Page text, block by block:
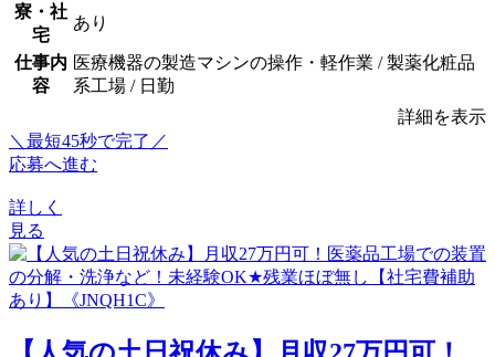
寮・社
宅
あり
仕事内
容
医療機器の製造マシンの操作・軽作業 / 製薬化粧品
系工場 / 日勤
詳細を表示
＼最短45秒で完了／
応募へ進む
詳しく
見る